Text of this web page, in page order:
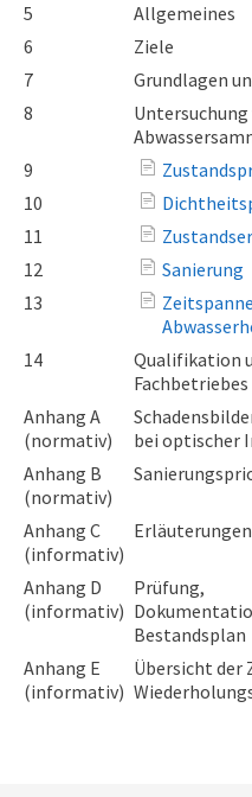
5
Allgemeines
6
Ziele
7
Grundlagen
8
9
10
11
12
Sanierung
13
14
Qualifikation
Fachbetriebes
Anhang A
(normativ)
bei optischer
Anhang B
(normativ)
Anhang C
(informativ)
Erläuterungen
Anhang D
(informativ)
Prüfung,
Bestandsplan
Anhang E
(informativ)
Übersicht der